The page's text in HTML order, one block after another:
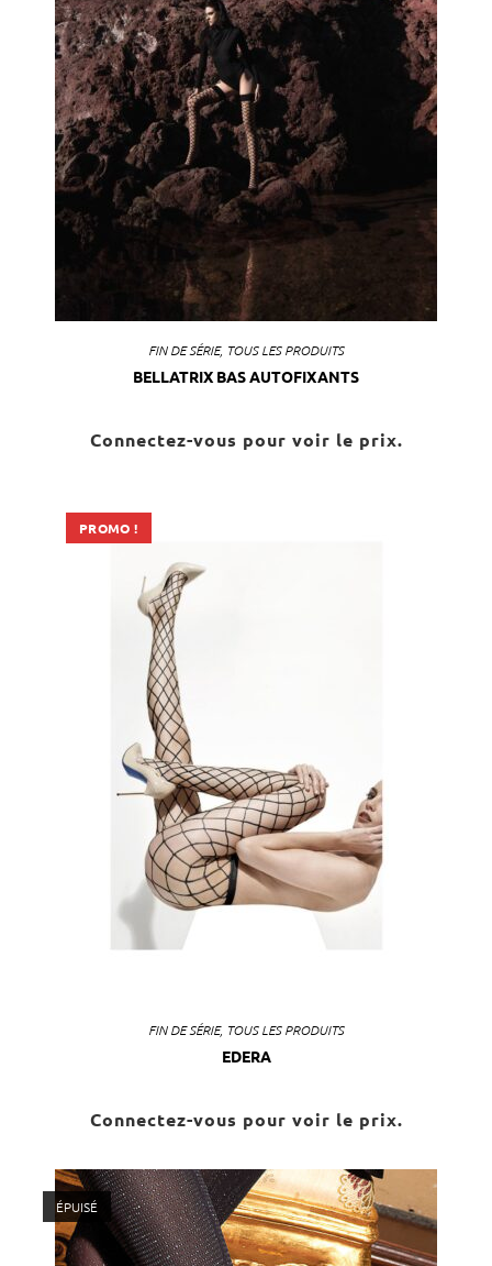
FIN DE SÉRIE, TOUS LES PRODUITS
BELLATRIX BAS AUTOFIXANTS
Connectez-vous pour voir le prix.
PROMO !
FIN DE SÉRIE, TOUS LES PRODUITS
EDERA
Connectez-vous pour voir le prix.
ÉPUISÉ